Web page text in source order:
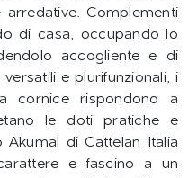
Complementi
di casa, occupando lo
accogliente e di
e plurifunzionali, i
cornice rispondono a
le doti pratiche e
Akumal di Cattelan Italia
e fascino a un